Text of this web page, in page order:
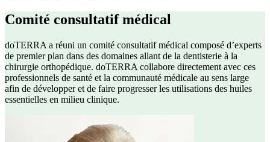
Comité consultatif médical
doTERRA a réuni un comité consultatif médical composé d’experts
de premier plan dans des domaines allant de la dentisterie à la
chirurgie orthopédique. doTERRA collabore directement avec ces
professionnels de santé et la communauté médicale au sens large
afin de développer et de faire progresser les utilisations des huiles
essentielles en milieu clinique.